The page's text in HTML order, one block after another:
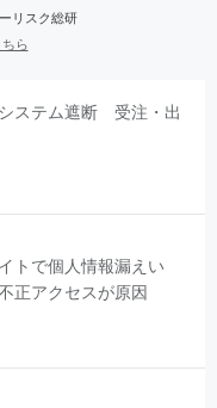
リスク総研
ら
ステム遮断 受注・出
トで個人情報漏えい
正アクセスが原因